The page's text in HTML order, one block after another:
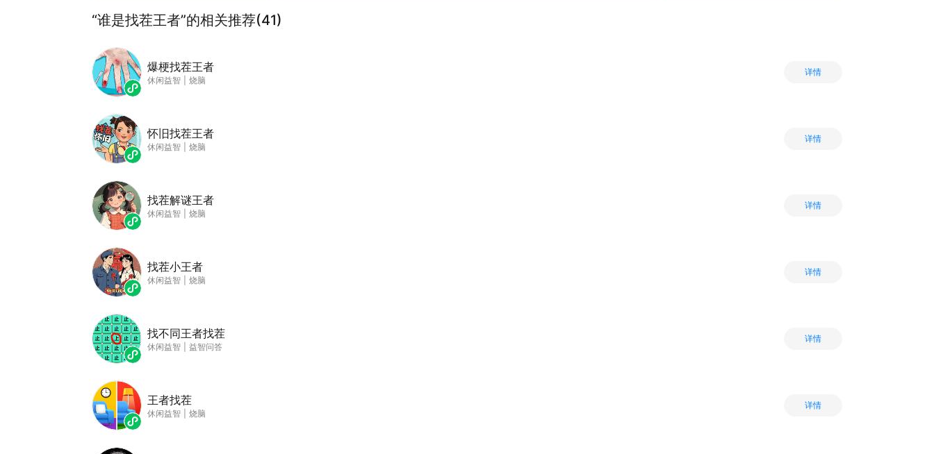
“谁是找茬王者”的相关推荐(41)
爆梗找茬王者
休闲益智 烧脑
详情
怀旧找茬王者
休闲益智 烧脑
详情
找茬解谜王者
休闲益智 烧脑
详情
找茬小王者
休闲益智 烧脑
详情
找不同王者找茬
休闲益智 益智问答
详情
王者找茬
休闲益智 烧脑
详情